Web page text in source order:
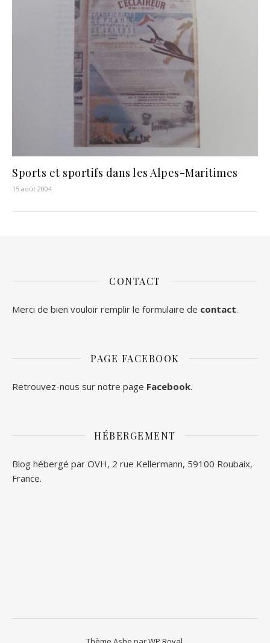
Sports et sportifs dans les Alpes-Maritimes
15 août 2004
CONTACT
Merci de bien vouloir remplir le formulaire de contact.
PAGE FACEBOOK
Retrouvez-nous sur notre page Facebook.
HÉBERGEMENT
Blog hébergé par OVH, 2 rue Kellermann, 59100 Roubaix,
France.